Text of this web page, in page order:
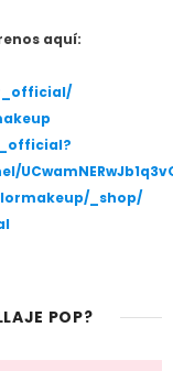
aquí:
_shop/
POP?